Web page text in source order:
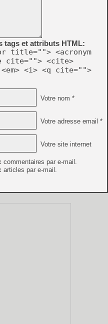
tags et attributs HTML:
title=""> <acronym
cite=""> <cite>
<i> <q cite="">
Votre nom *
Votre adresse email *
Votre site internet
commentaires par e-mail.
articles par e-mail.